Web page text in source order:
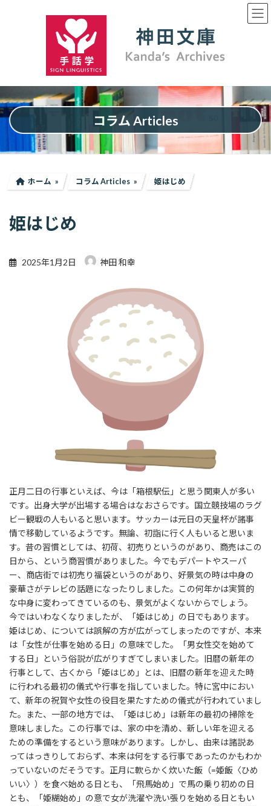
ッ
プ
移
動
コラム Articles
ホーム コラム Articles 姫はじめ
姫はじめ
2025年1月2日 神田 和幸
正月二日の行事といえば、今は「箱根駅伝」と思う関東人が多い
です。出身大学が出場する場合はなおさらです。国立競技場のラグ
ビー観戦の人もいると思います。サッカーは元日の天皇杯が諸事
情で移動しているようです。無論、初詣に行く人もいると思いま
す。昔の習慣としては、初荷、初売りというのがあり、商売はこの
日から、という商習慣がありました。今でもデパートやスーパ
ー、商店街では初売り福袋というのがあり、好景気の時は中身の
豪華さがテレビの話題になったりしました。この何年かは実質的
な中身に変わってきているのも、景気がよくないからでしょう。
今ではいわなくなりましたが、「姫はじめ」の日でもあります。
姫はじめ、については誤解の方が広がってしまったのですが、本来
は「女性が仕事を始める日」の意味でした。「男女性交を始めて
する日」という俗説が広がりすぎてしまいました。旧暦の新年の
行事として、古くから「姫はじめ」とは、旧暦の新年を迎えた時
に行われる最初の儀式や行事を指していました。特に宮中におい
て、新年の祝賀や女性の役目を果たすための儀式が行われていまし
た。また、一部の地方では、「姫はじめ」は新年の最初の掃除を
意味しました。この行事では、家の中を清め、新しい年を迎える
ための準備をするという意味があります。しかし、由来は諸説あ
ってはっきりしておらず、本来は何をする行事であったのかもわか
っていないのだそうです。正月に軟らかく炊いた飯（=姫飯〈ひめ
いい〉）を食べ始める日とも、「飛馬始め」で馬の乗り初めの日
とも、「姫糊始め」の意で女が洗濯や洗い張りを始める日ともい